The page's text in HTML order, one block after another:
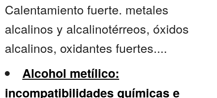
Calentamiento fuerte. metales
alcalinos y alcalinotérreos, óxidos
alcalinos, oxidantes fuertes....
Alcohol metílico:
incompatibilidades químicas e